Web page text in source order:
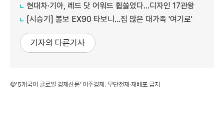
현대차·기아, 레드 닷 어워드 휩쓸었다…디자인 17관왕
[시승기] 볼보 EX90 타보니…짐 많은 대가족 '여기로'
기자의 다른기사
©'5개국어 글로벌 경제신문' 아주경제. 무단전재·재배포 금지